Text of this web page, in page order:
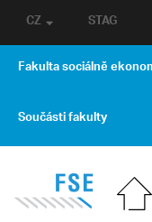
STAG
CZ
Fakulta sociálně
Součásti fakulty